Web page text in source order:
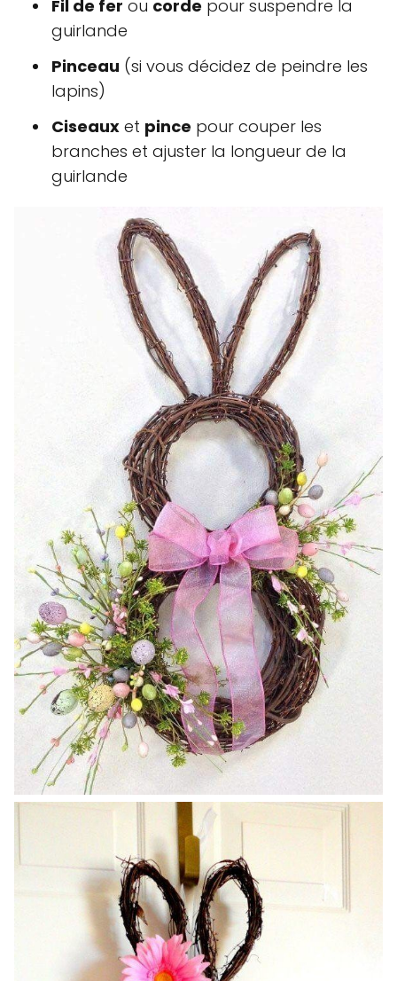
Fil de fer ou corde pour suspendre la
guirlande
Pinceau (si vous décidez de peindre les
lapins)
Ciseaux et pince pour couper les
branches et ajuster la longueur de la
guirlande